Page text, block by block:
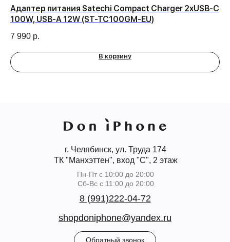
Адаптер питания Satechi Compact Charger 2хUSB-C
100W, USB-A 12W (ST-TC100GM-EU)
7 990 р.
В корзину
г. Челябинск, ул. Труда 174
ТК "Манхэттен", вход "С", 2 этаж
Пн-Пт с 10:00 до 20:00
Сб-Вс с 11:00 до 20:00
Обратный звонок
8 (991)222-04-72
shopdoniphone@yandex.ru